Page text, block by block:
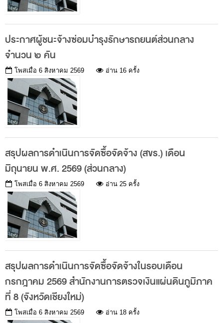
บุคลากรอื่น
โครงสร้างคณะกรรมการ
เอกสารที่เกี่ยวข้อง
ตราสัญลักษณ์ สตง.
ผลการตรวจสอบ
ผลการตรวจสอบที่สำคัญ
สถิติการตรวจสอบรายงานการเงิน
ข้อมูลสาธารณะ
ข่าวสารการจัดซื้อจัดจ้างของ สตง.
แผนการจัดซื้อจัดจ้าง
ประกาศประกวดราคา/ราคากลาง/ขายพัสดุเสื่อม
สภาพ
สรุปผลการจัดซื้อจัดจ้าง
ข้อมูลสาระสำคัญในสัญญา
การรายงานผลการจัดซื้อจัดจ้าง หรือการจัดการ
พัสดุ
การประเมิน ITA
ศูนย์ข้อมูลข่าวสารของราชการ
ประกาศผู้ชนะจ้างซ่อมบำรุงรักษารถยนต์ส่วนกลาง
จำนวน ๒ คัน
โพสเมื่อ 6 สิงหาคม 2569 อ่าน 16 ครั้ง
สรุปผลการดำเนินการจัดซื้อจัดจ้าง (สขร.) เดือน
มิถุนายน พ.ศ. 2569 (ส่วนกลาง)
โพสเมื่อ 6 สิงหาคม 2569 อ่าน 25 ครั้ง
สรุปผลการดำเนินการจัดซื้อจัดจ้างในรอบเดือน
กรกฎาคม 2569 สำนักงานการตรวจเงินแผ่นดินภูมิภาค
ที่ 8 (จังหวัดเชียงใหม่)
โพสเมื่อ 6 สิงหาคม 2569 อ่าน 18 ครั้ง